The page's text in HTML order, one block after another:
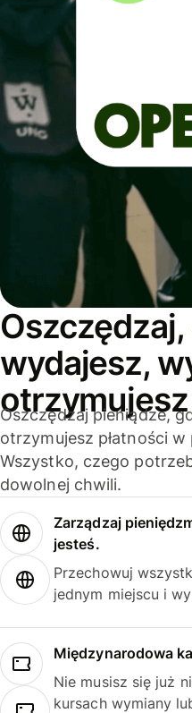
wydajesz,
otrzymujesz
Oszczędzaj pieniądze,
otrzymujesz płatności
Wszystko, czego
dowolnej chwili.
Zarządzaj
jesteś.
Przechowuj
jednym miejscu i
Międzynarodowa
Nie musisz się już
kursach wymiany